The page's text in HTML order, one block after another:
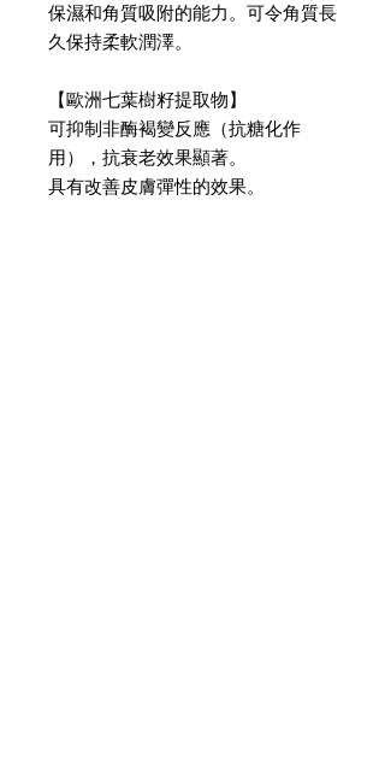
保濕和角質吸附的能力。可令角質長
久保持柔軟潤澤。
【歐洲七葉樹籽提取物】
可抑制非酶褐變反應（抗糖化作
用），抗衰老效果顯著。
具有改善皮膚彈性的效果。